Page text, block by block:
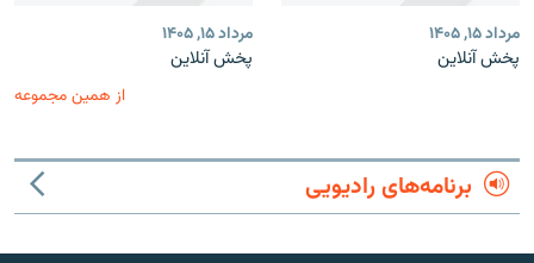
مرداد ۱۵, ۱۴۰۵
پخش آنلاین
مرداد ۱۵, ۱۴۰۵
پخش آنلاین
از همین مجموعه
برنامه‌های رادیویی